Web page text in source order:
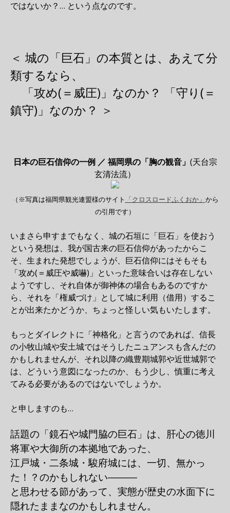
ではないか？… という点なのです。
＜ 城の「巨石」の本質とは、あえて分
類するなら、
「攻め(＝威圧)」なのか？ 「守り(＝
鎮守)」なのか？ ＞
日本の巨石信仰の一例 ／ 福岡県の「胸の観音」 (天台宗
玄清法流）
（※写真は福岡県観光連盟様のサイト 「クロスロードふくおか」 から
の引用です）
いまさら申すまでもなく、城の石垣に「巨石」を使おう
という発想は、我が国古来の巨石信仰があったからこ
そ、生まれた発想でしょうが、巨石信仰にはそもそも
「攻め(＝威圧や威嚇)」といった意味合いは存在しない
ようですし、それ自体が御神体の場合もあるのですか
ら、それを「権威づけ」として城に利用（借用）するこ
とが出来たかどうか、ちょっと怪しい気もいたします。
もっとダイレクトに「神格化」と言うのであれば、信長
の小牧山城や安土城ではそうしたニュアンスも含んだの
かもしれませんが、それ以降の織豊期城郭や近世城郭で
は、どういう意図になったのか、もう少し、慎重に考え
てみる必要があるのではないでしょうか。
と申しますのも…
話題の「鏡石や城門脇の巨石」は、肝心の徳川
将軍や大御所の本拠地であった、
江戸城・二条城・駿府城には、一切、無かっ
た！？のかもしれない―――
と思わせる節があって、実態が歴史の水面下に
隠れたままなのかもしれません。